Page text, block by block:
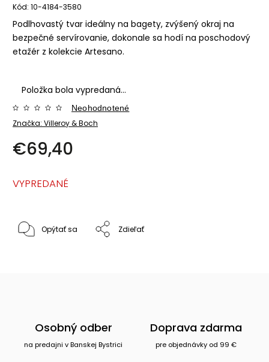
Kód: 10-4184-3580
Podlhovastý tvar ideálny na bagety, zvýšený okraj na
bezpečné servírovanie, dokonale sa hodí na poschodový
etažér z kolekcie Artesano.
Položka bola vypredaná…
Značka: Villeroy & Boch
Neohodnotené
€69,40
VYPREDANÉ
Opýtať sa Zdieľať
Osobný odber
na predajni v Banskej Bystrici
Doprava zdarma
pre objednávky od 99 €